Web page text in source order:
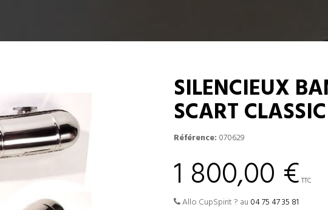
SILENCIEUX
SCART
Référence: 070629
1 800,00 € TTC
Allo CupSpirit ? au 04 75 47 35 81